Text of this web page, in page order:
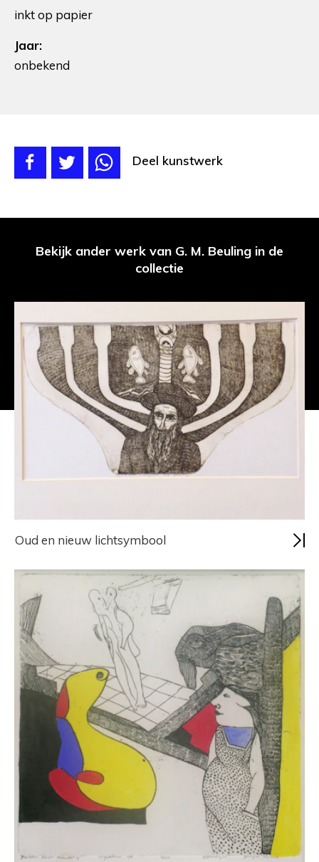
inkt op papier
Jaar:
onbekend
Deel kunstwerk
Bekijk ander werk van G. M. Beuling in de
collectie
Oud en nieuw lichtsymbool